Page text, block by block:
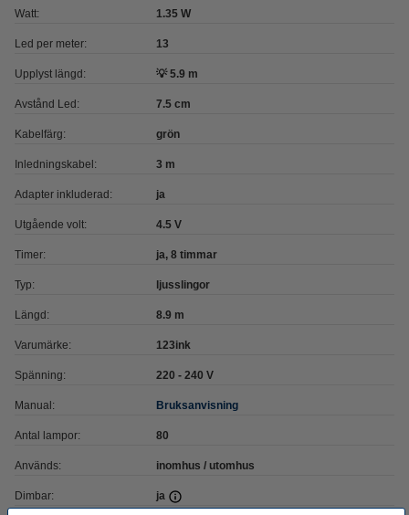
Watt: 1.35 W
Led per meter: 13
Upplyst längd: 💡 5.9 m
Avstånd Led: 7.5 cm
Kabelfärg: grön
Inledningskabel: 3 m
Adapter inkluderad: ja
Utgående volt: 4.5 V
Timer: ja, 8 timmar
Typ: ljusslingor
Längd: 8.9 m
Varumärke: 123ink
Spänning: 220 - 240 V
Manual: Bruksanvisning
Antal lampor: 80
Används: inomhus / utomhus
Dimbar: ja